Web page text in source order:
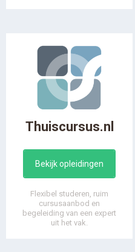
Thuiscursus.nl
Bekijk opleidingen
Flexibel studeren, ruim
cursusaanbod en
begeleiding van een expert
uit het vak.